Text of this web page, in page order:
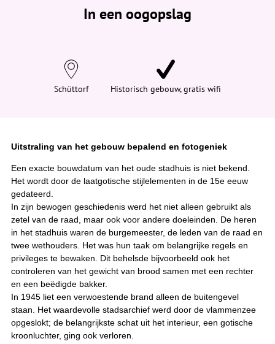
e
In een oogopslag
Schüttorf Historisch gebouw, gratis wifi
Uitstraling van het gebouw bepalend en fotogeniek
Een exacte bouwdatum van het oude stadhuis is niet bekend.
Het wordt door de laatgotische stijlelementen in de 15e eeuw
gedateerd.
In zijn bewogen geschiedenis werd het niet alleen gebruikt als
zetel van de raad, maar ook voor andere doeleinden. De heren
in het stadhuis waren de burgemeester, de leden van de raad en
twee wethouders. Het was hun taak om belangrijke regels en
privileges te bewaken. Dit behelsde bijvoorbeeld ook het
controleren van het gewicht van brood samen met een rechter
en een beëdigde bakker.
In 1945 liet een verwoestende brand alleen de buitengevel
staan. Het waardevolle stadsarchief werd door de vlammenzee
opgeslokt; de belangrijkste schat uit het interieur, een gotische
kroonluchter, ging ook verloren.